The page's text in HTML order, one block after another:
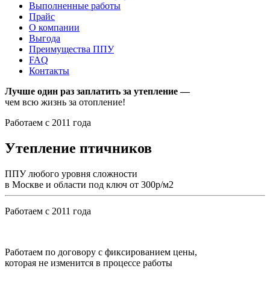
Выполненные работы
Прайс
О компании
Выгода
Преимущества ППУ
FAQ
Контакты
Лучше один раз заплатить за утепление —
чем всю жизнь за отопление!
Работаем с 2011 года
Утепление птичников
ППУ любого уровня сложности
в Москве и области под ключ от 300р/м2
Работаем с 2011 года
Работаем по договору с фиксированием цены,
которая не изменится в процессе работы